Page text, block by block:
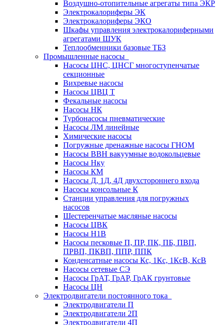
Воздушно-отопительные агрегаты типа ЭКР
Электрокалориферы ЭК
Электрокалориферы ЭКО
Шкафы управления электрокалориферными
агрегатами ШУК
Теплообменники базовые ТБЗ
Промышленные насосы
Насосы ЦНС, ЦНСГ многоступенчатые
секционные
Вихревые насосы
Насосы ЦВЦ Т
Фекальные насосы
Насосы НК
Турбонасосы пневматические
Насосы ЛМ линейные
Химические насосы
Погружные дренажные насосы ГНОМ
Насосы ВВН вакуумные водокольцевые
Насосы Нку
Насосы КМ
Насосы Д, 1Д, 4Д двухстороннего входа
Насосы консольные К
Станции управления для погружных
насосов
Шестеренчатые масляные насосы
Насосы ЦВК
Насосы Н1В
Насосы песковые П, ПР, ПК, ПБ, ПВП,
ПРВП, ПКВП, ППР, ППК
Конденсатные насосы Кс, 1Кс, 1КсВ, КсВ
Насосы сетевые СЭ
Насосы ГрАТ, ГрАР, ГрАК грунтовые
Насосы ЦН
Электродвигатели постоянного тока
Электродвигатели П
Электродвигатели 2П
Электродвигатели 4П